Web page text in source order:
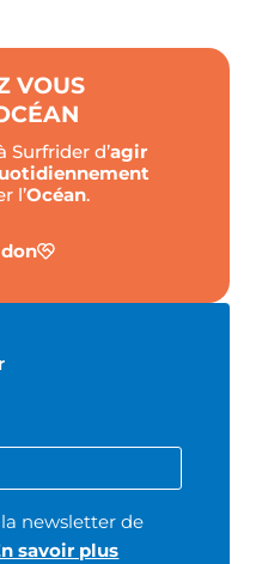
VOUS
d’agir
l’Océan.
newsletter de
savoir plus